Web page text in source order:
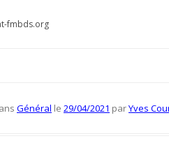
fmbds.org
Général le 29/04/2021 parYves